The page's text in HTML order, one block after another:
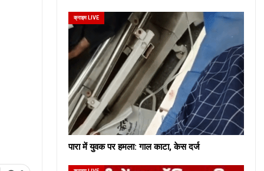
क्राइम LIVE
पारा में युवक पर हमला: गाल काटा, केस दर्ज